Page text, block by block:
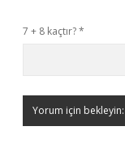
7 + 8 kaçtır?*